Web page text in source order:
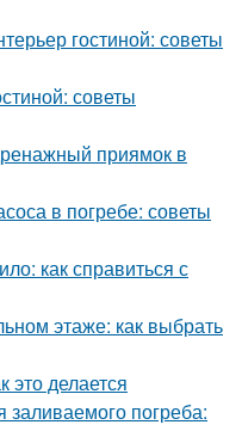
гостиной: советы
советы
приямок в
в погребе: советы
как справиться с
этаже: как выбрать
это делается
погреба: